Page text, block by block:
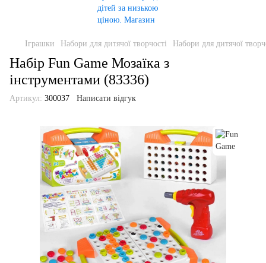
Іграшки Набори для дитячої творчості Набори для дитячої
Набір Fun Game Мозаїка з
інструментами (83336)
Артикул: 300037 Написати відгук